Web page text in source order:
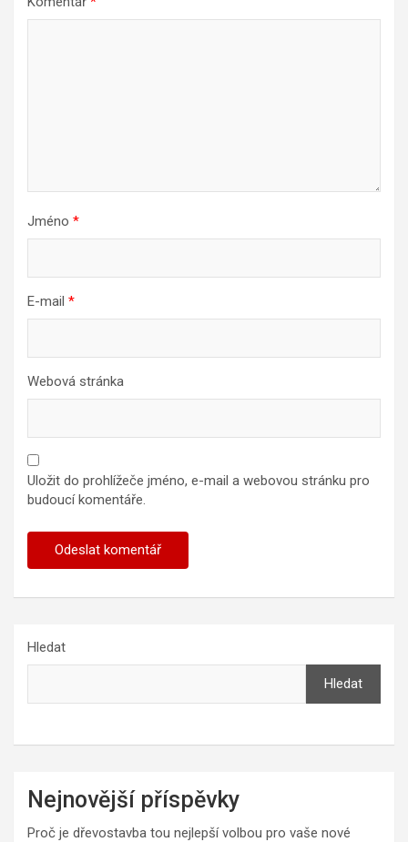
Jméno *
E-mail *
Webová stránka
Uložit do prohlížeče jméno, e-mail a webovou stránku pro
budoucí komentáře.
Hledat
Hledat
Nejnovější příspěvky
Proč je dřevostavba tou nejlepší volbou pro vaše nové